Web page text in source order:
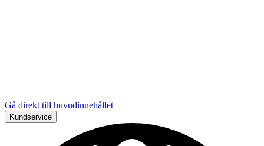
Gå direkt till huvudinnehållet
Kundservice